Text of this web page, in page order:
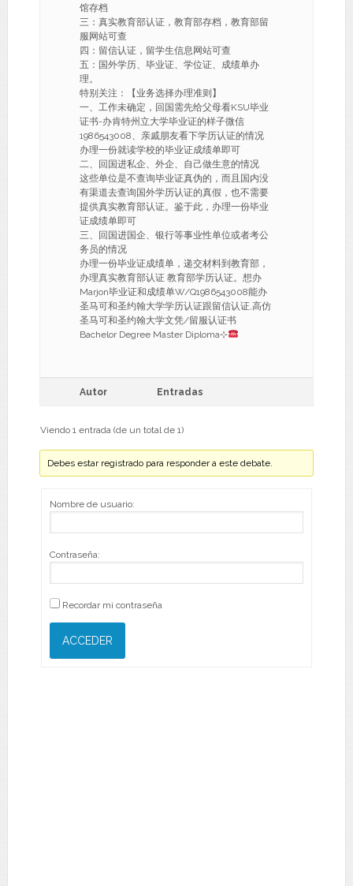
馆存档
三：真实教育部认证，教育部存档，教育部留
服网站可查
四：留信认证，留学生信息网站可查
五：国外学历、毕业证、学位证、成绩单办
理。
特别关注：【业务选择办理准则】
一、工作未确定，回国需先给父母看KSU毕业
证书-办肯特州立大学毕业证的样子微信
1986543008、亲戚朋友看下学历认证的情况
办理一份就读学校的毕业证成绩单即可
二、回国进私企、外企、自己做生意的情况
这些单位是不查询毕业证真伪的，而且国内没
有渠道去查询国外学历认证的真假，也不需要
提供真实教育部认证。鉴于此，办理一份毕业
证成绩单即可
三、回国进国企、银行等事业性单位或者考公
务员的情况
办理一份毕业证成绩单，递交材料到教育部，
办理真实教育部认证 教育部学历认证。想办
Marjon毕业证和成绩单W/Q1986543008能办
圣马可和圣约翰大学学历认证跟留信认证,高仿
圣马可和圣约翰大学文凭/留服认证书
Bachelor Degree Master Diploma⊹
Autor Entradas
Viendo 1 entrada (de un total de 1)
Debes estar registrado para responder a este debate.
Nombre de usuario:
Contraseña:
Recordar mi contraseña
ACCEDER